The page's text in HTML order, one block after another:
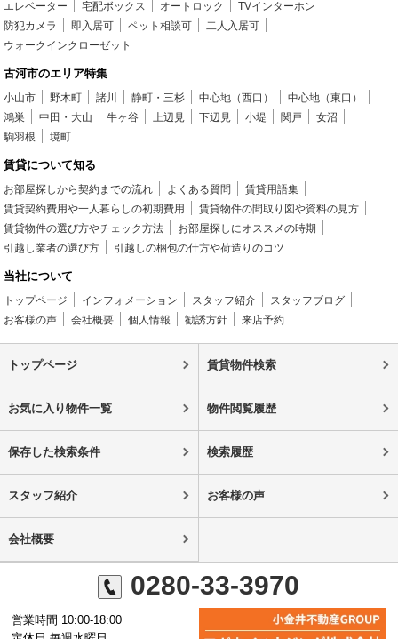
エレベーター
宅配ボックス オートロック
TVインターホン
防犯カメラ
即入居可 ペット相談可
二人入居可
ウォークインクローゼット
古河市のエリア特集
小山市 野木町 諸川 静町・三杉 中心地（西口）
中心地（東口）
鴻巣
中田・大山 牛ヶ谷 上辺見 下辺見 小堤 関戸
女沼
駒羽根
境町
賃貸について知る
お部屋探しから契約までの流れ よくある質問
賃貸用語集
賃貸契約費用や一人暮らしの初期費用
賃貸物件の間取り図や資料の見方
賃貸物件の選び方やチェック方法
お部屋探しにオススメの時期
引越し業者の選び方
引越しの梱包の仕方や荷造りのコツ
当社について
トップページ インフォメーション スタッフ紹介
スタッフブログ
お客様の声
会社概要 個人情報 勧誘方針 来店予約
トップページ 賃貸物件検索
お気に入り物件一覧 物件閲覧履歴
保存した検索条件 検索履歴
スタッフ紹介 お客様の声
会社概要
0280-33-3970
営業時間 10:00-18:00